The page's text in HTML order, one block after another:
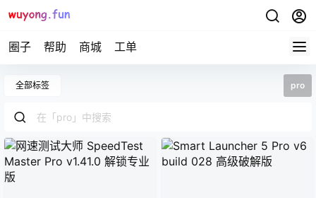
圈子 帮助 商城 工单
全部标签 pro